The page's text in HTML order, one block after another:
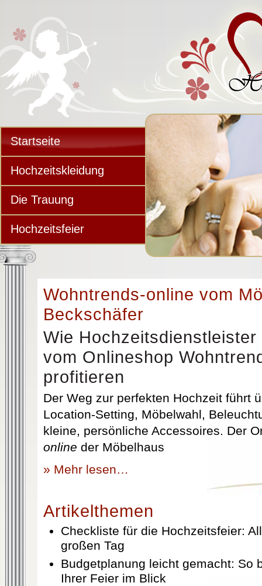
Startseite
Hochzeitskleidung
Die Trauung
Hochzeitsfeier
Wohntrends-online vom
Beckschäfer
Wie
vom Onlineshop
profitieren
Der Weg zur perfekten Hochzeit führt
Location-Setting, Möbelwahl,
kleine, persönliche Accessoires. Der
online der Möbelhaus
» Mehr lesen…
Artikelthemen
Checkliste für die Hochzeitsfeier:
großen Tag
Budgetplanung leicht gemacht: So
Ihrer Feier im Blick